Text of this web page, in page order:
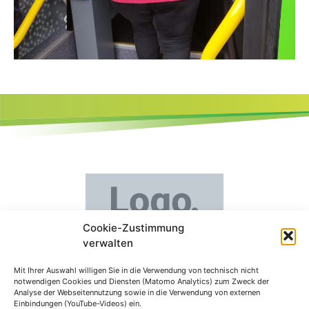
Cookie-Zustimmung
verwalten
Mit Ihrer Auswahl willigen Sie in die Verwendung von technisch nicht
notwendigen Cookies und Diensten (Matomo Analytics) zum Zweck der
Analyse der Webseitennutzung sowie in die Verwendung von externen
Einbindungen (YouTube-Videos) ein.
Mariahilferplatz 5/1
8020 Graz